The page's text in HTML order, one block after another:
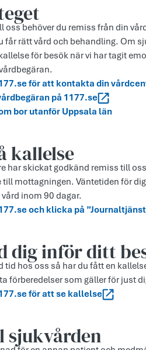
oss behöver du remiss från din
får rätt vård och behandling. Om
för besök när vi har tagit
för att kontakta din
på 1177.se
bor utanför Uppsala län
kallelse
har skickat godkänd remiss till
till mottagningen. Väntetiden för
inom 90 dagar.
och klicka på
dig inför ditt
tid hos oss så har du fått en
förberedelser som gäller för just
för att se kallelse
sjukvården